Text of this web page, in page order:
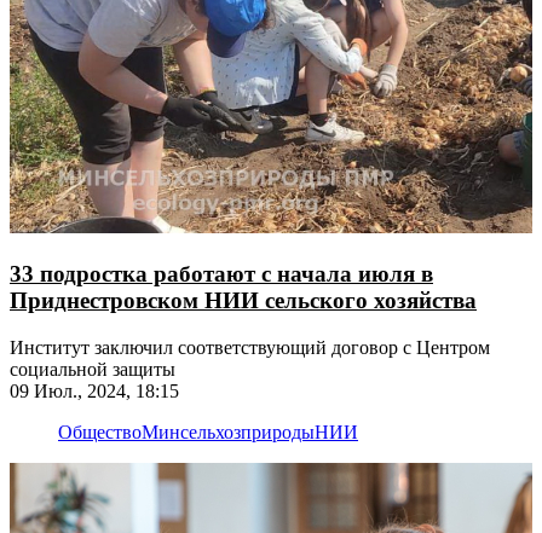
33 подростка работают с начала июля в
Приднестровском НИИ сельского хозяйства
Институт заключил соответствующий договор с Центром
социальной защиты
09 Июл., 2024, 18:15
ОбществоМинсельхозприродыНИИ